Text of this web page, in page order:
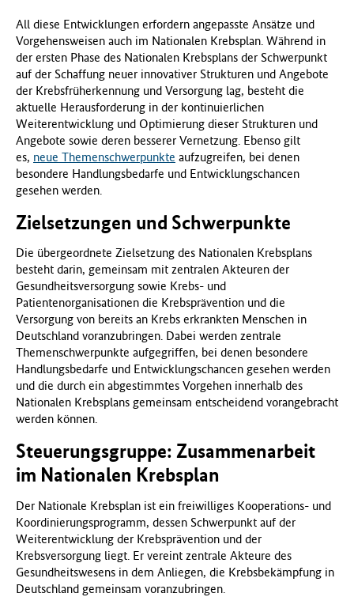
All diese Entwicklungen erfordern angepasste Ansätze und
Vorgehensweisen auch im Nationalen Krebsplan. Während in
der ersten Phase des Nationalen Krebsplans der Schwerpunkt
auf der Schaffung neuer innovativer Strukturen und Angebote
der Krebsfrüherkennung und Versorgung lag, besteht die
aktuelle Herausforderung in der kontinuierlichen
Weiterentwicklung und Optimierung dieser Strukturen und
Angebote sowie deren besserer Vernetzung. Ebenso gilt
es, neue Themenschwerpunkte aufzugreifen, bei denen
besondere Handlungsbedarfe und Entwicklungschancen
gesehen werden.
Zielsetzungen und Schwerpunkte
Die übergeordnete Zielsetzung des Nationalen Krebsplans
besteht darin, gemeinsam mit zentralen Akteuren der
Gesundheitsversorgung sowie Krebs- und
Patientenorganisationen die Krebsprävention und die
Versorgung von bereits an Krebs erkrankten Menschen in
Deutschland voranzubringen. Dabei werden zentrale
Themenschwerpunkte aufgegriffen, bei denen besondere
Handlungsbedarfe und Entwicklungschancen gesehen werden
und die durch ein abgestimmtes Vorgehen innerhalb des
Nationalen Krebsplans gemeinsam entscheidend vorangebracht
werden können.
Steuerungsgruppe: Zusammenarbeit
im Nationalen Krebsplan
Der Nationale Krebsplan ist ein freiwilliges Kooperations- und
Koordinierungsprogramm, dessen Schwerpunkt auf der
Weiterentwicklung der Krebsprävention und der
Krebsversorgung liegt. Er vereint zentrale Akteure des
Gesundheitswesens in dem Anliegen, die Krebsbekämpfung in
Deutschland gemeinsam voranzubringen.